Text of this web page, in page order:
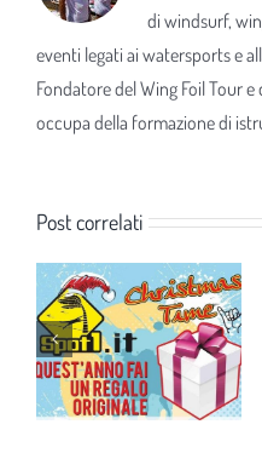
di windsurf,
eventi legati ai watersports e
Fondatore del Wing Foil Tour
occupa della formazione di
Post correlati